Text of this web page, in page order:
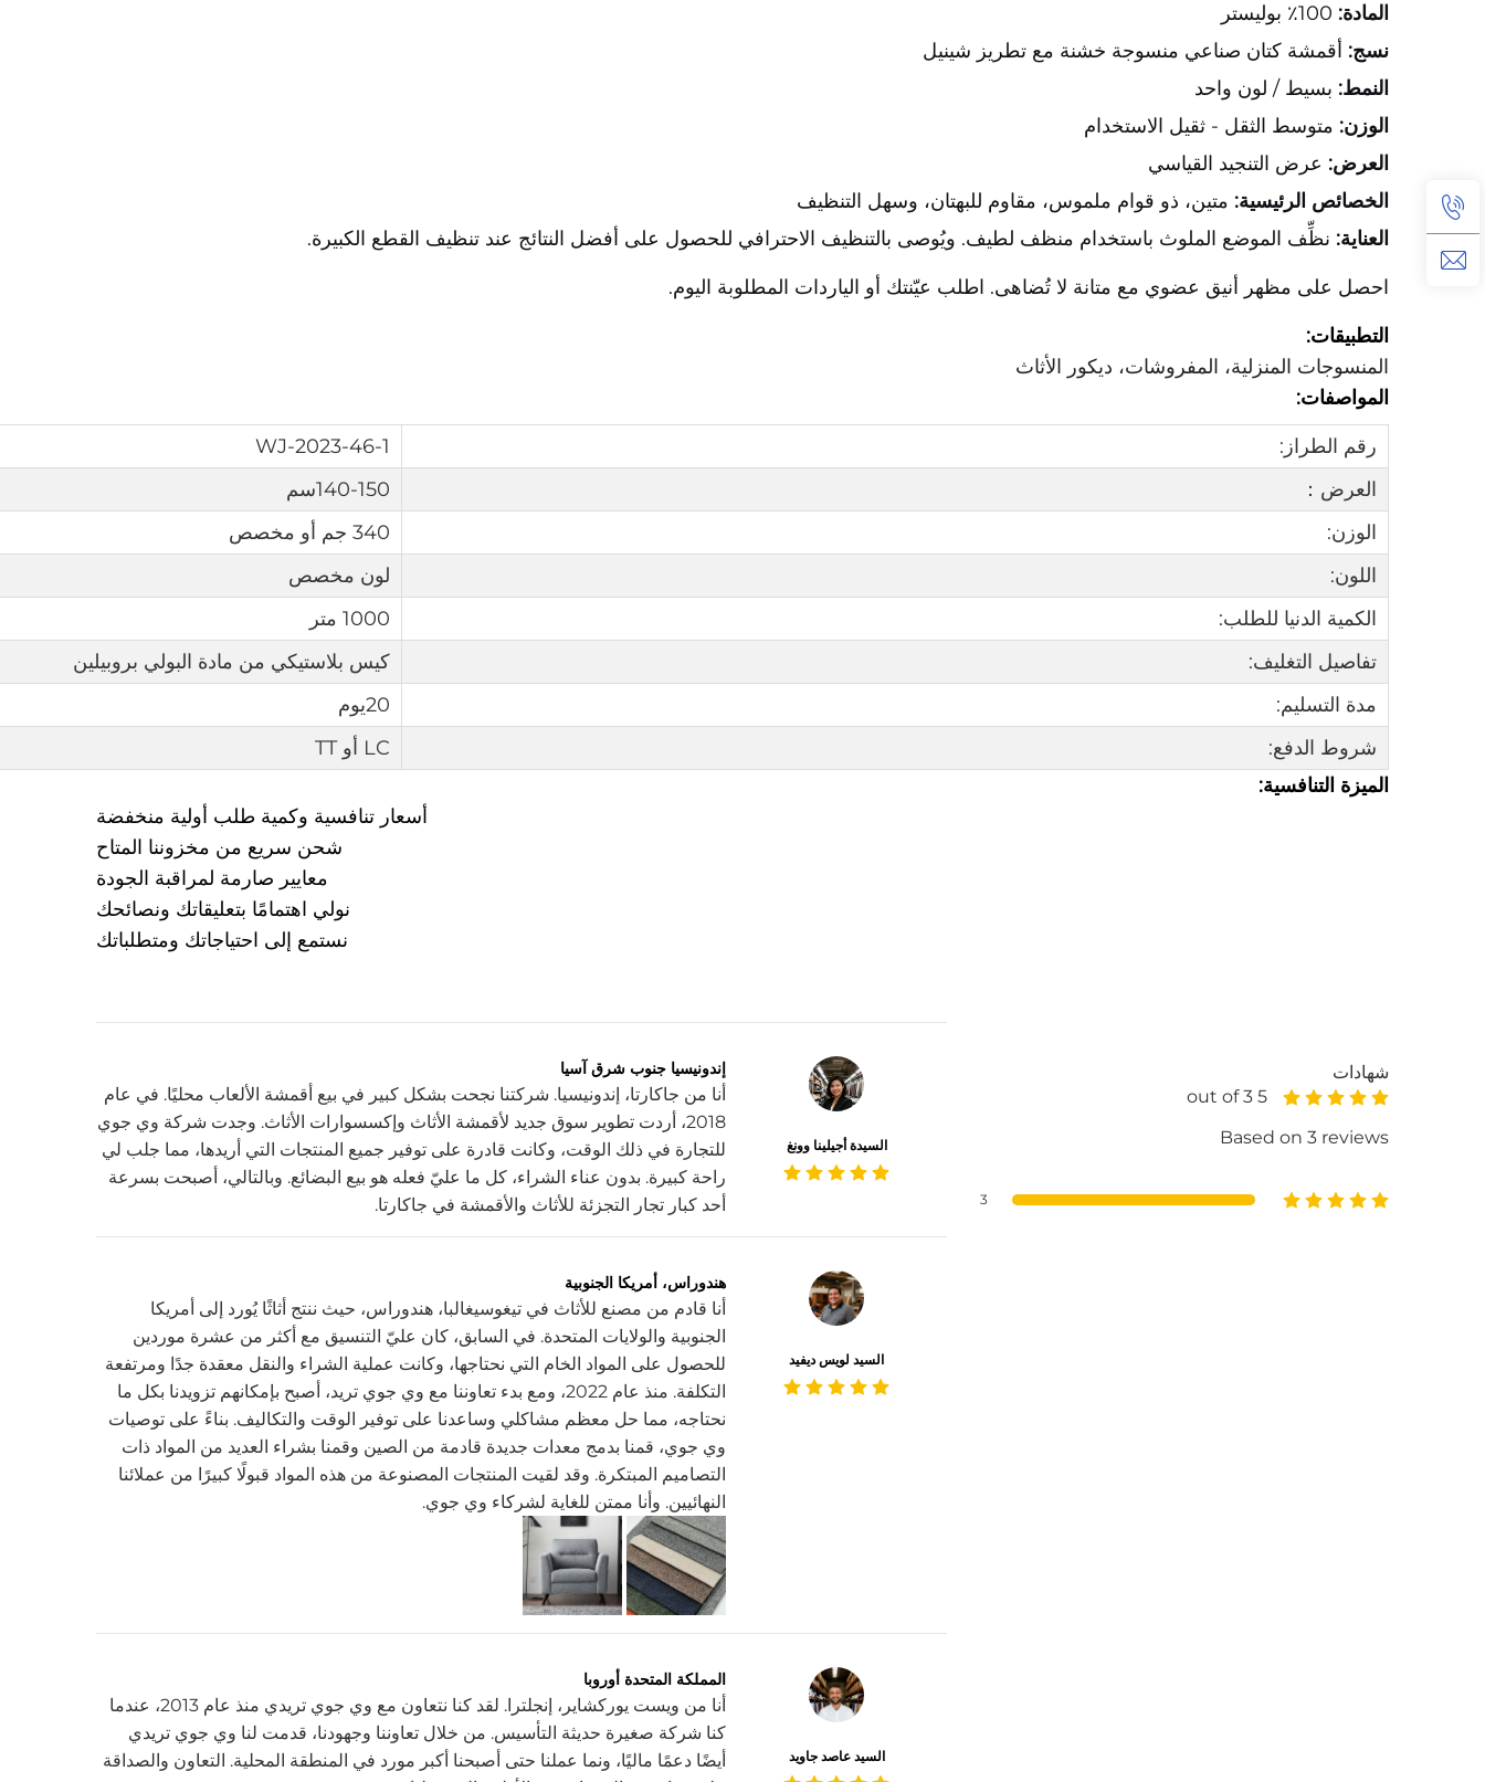
المادة: 100٪ بوليستر
نسج: أقمشة كتان صناعي منسوجة خشنة مع تطريز شينيل
النمط: بسيط / لون واحد
الوزن: متوسط الثقل - ثقيل الاستخدام
العرض: عرض التنجيد القياسي
الخصائص الرئيسية: متين، ذو قوام ملموس، مقاوم للبهتان، وسهل التنظيف
العناية: نظِّف الموضع الملوث باستخدام منظف لطيف. ويُوصى بالتنظيف الاحترافي للحصول على أفضل النتائج عند تنظيف القطع الكبيرة.
احصل على مظهر أنيق عضوي مع متانة لا تُضاهى. اطلب عيّنتك أو الياردات المطلوبة اليوم.
التطبيقات:
المنسوجات المنزلية، المفروشات، ديكور الأثاث
المواصفات:
رقم الطراز:
WJ-2023-46-1
العرض：
140-150سم
الوزن:
340 جم أو مخصص
اللون:
لون مخصص
الكمية الدنيا للطلب:
1000 متر
تفاصيل التغليف:
كيس بلاستيكي من مادة البولي بروبيلين
مدة التسليم:
20يوم
شروط الدفع:
LC أو TT
الميزة التنافسية:
أسعار تنافسية وكمية طلب أولية منخفضة
شحن سريع من مخزوننا المتاح
معايير صارمة لمراقبة الجودة
نولي اهتمامًا بتعليقاتك ونصائحك
نستمع إلى احتياجاتك ومتطلباتك
شهادات
5 out of 3
Based on 3 reviews
3
السيدة أجيلينا وونغ
إندونيسيا جنوب شرق آسيا
أنا من جاكارتا، إندونيسيا. شركتنا نجحت بشكل كبير في بيع أقمشة الألعاب محليًا. في عام
2018، أردت تطوير سوق جديد لأقمشة الأثاث وإكسسوارات الأثاث. وجدت شركة وي جوي
للتجارة في ذلك الوقت، وكانت قادرة على توفير جميع المنتجات التي أريدها، مما جلب لي
راحة كبيرة. بدون عناء الشراء، كل ما عليّ فعله هو بيع البضائع. وبالتالي، أصبحت بسرعة
أحد كبار تجار التجزئة للأثاث والأقمشة في جاكارتا.
السيد لويس ديفيد
هندوراس، أمريكا الجنوبية
أنا قادم من مصنع للأثاث في تيغوسيغالبا، هندوراس، حيث ننتج أثاثًا يُورد إلى أمريكا
الجنوبية والولايات المتحدة. في السابق، كان عليّ التنسيق مع أكثر من عشرة موردين
للحصول على المواد الخام التي نحتاجها، وكانت عملية الشراء والنقل معقدة جدًا ومرتفعة
التكلفة. منذ عام 2022، ومع بدء تعاوننا مع وي جوي تريد، أصبح بإمكانهم تزويدنا بكل ما
نحتاجه، مما حل معظم مشاكلي وساعدنا على توفير الوقت والتكاليف. بناءً على توصيات
وي جوي، قمنا بدمج معدات جديدة قادمة من الصين وقمنا بشراء العديد من المواد ذات
التصاميم المبتكرة. وقد لقيت المنتجات المصنوعة من هذه المواد قبولًا كبيرًا من عملائنا
النهائيين. وأنا ممتن للغاية لشركاء وي جوي.
السيد عاصد جاويد
المملكة المتحدة أوروبا
أنا من ويست يوركشاير، إنجلترا. لقد كنا نتعاون مع وي جوي تريدي منذ عام 2013، عندما
كنا شركة صغيرة حديثة التأسيس. من خلال تعاوننا وجهودنا، قدمت لنا وي جوي تريدي
أيضًا دعمًا ماليًا، ونما عملنا حتى أصبحنا أكبر مورد في المنطقة المحلية. التعاون والصداقة